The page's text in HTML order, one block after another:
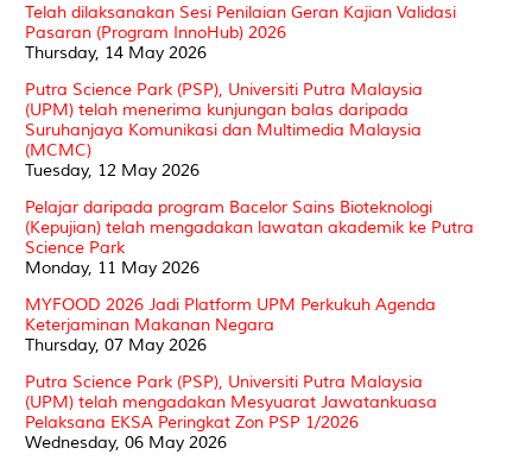
Telah dilaksanakan Sesi Penilaian Geran Kajian Validasi
Pasaran (Program InnoHub) 2026
Thursday, 14 May 2026
Putra Science Park (PSP), Universiti Putra Malaysia
(UPM) telah menerima kunjungan balas daripada
Suruhanjaya Komunikasi dan Multimedia Malaysia
(MCMC)
Tuesday, 12 May 2026
Pelajar daripada program Bacelor Sains Bioteknologi
(Kepujian) telah mengadakan lawatan akademik ke Putra
Science Park
Monday, 11 May 2026
MYFOOD 2026 Jadi Platform UPM Perkukuh Agenda
Keterjaminan Makanan Negara
Thursday, 07 May 2026
Putra Science Park (PSP), Universiti Putra Malaysia
(UPM) telah mengadakan Mesyuarat Jawatankuasa
Pelaksana EKSA Peringkat Zon PSP 1/2026
Wednesday, 06 May 2026